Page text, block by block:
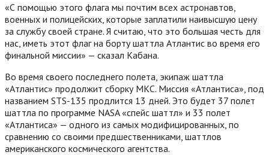
«С помощью этого флага мы почтим всех астронавтов,
военных и полицейских, которые заплатили наивысшую цену
за службу своей стране. Я считаю, что это большая честь для
нас, иметь этот флаг на борту шаттла Атлантис во время его
финальной миссии» — сказал Кабана.
Во время своего последнего полета, экипаж шаттла
«Атлантис» продолжит сборку МКС. Миссия «Атлантиса», под
названием STS-135 продлится 13 дней. Это будет 37 полет
шаттла по программе NASA «спейс шаттл» и 33 полет
«Атлантиса» — одного из самых модифицированных, по
сравнению со своими предшественниками, шаттлов
американского космического агентства.